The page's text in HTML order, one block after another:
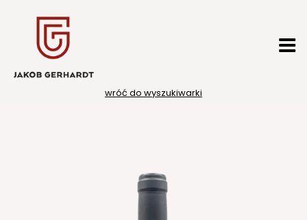
wróć do wyszukiwarki